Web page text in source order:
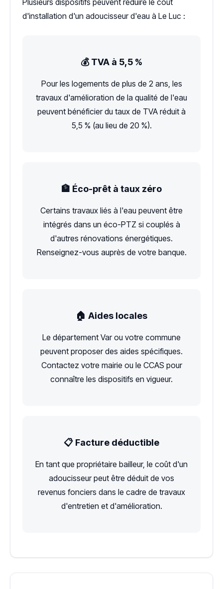
d'installation d'un adoucisseur d'eau à Le Luc :
💰 TVA à 5,5 %
Pour les logements de plus de 2 ans, les
travaux d'amélioration de la qualité de l'eau
peuvent bénéficier du taux de TVA réduit à
5,5 % (au lieu de 20 %).
🏦 Éco-prêt à taux zéro
Certains travaux liés à l'eau peuvent être
intégrés dans un éco-PTZ si couplés à
d'autres rénovations énergétiques.
Renseignez-vous auprès de votre banque.
🏠 Aides locales
Le département Var ou votre commune
peuvent proposer des aides spécifiques.
Contactez votre mairie ou le CCAS pour
connaître les dispositifs en vigueur.
📋 Facture déductible
En tant que propriétaire bailleur, le coût d'un
adoucisseur peut être déduit de vos
revenus fonciers dans le cadre de travaux
d'entretien et d'amélioration.